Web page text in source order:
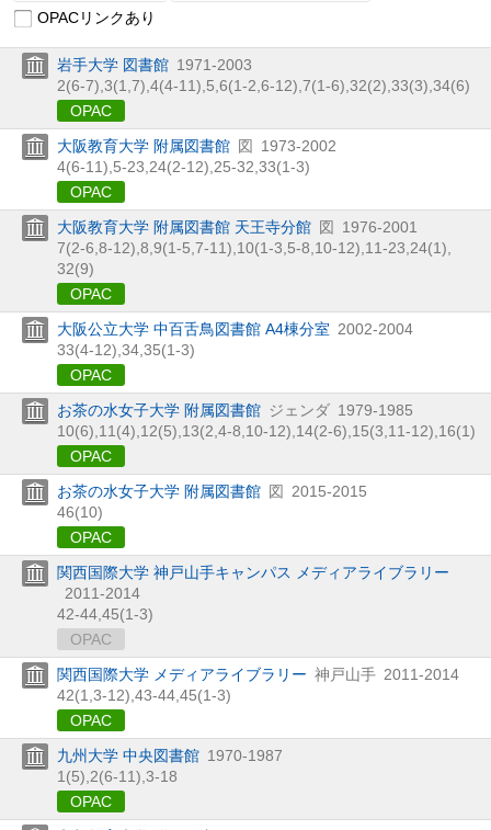
OPACリンクあり
岩手大学 図書館 1971-2003
2(6-7), 3(1, 7), 4(4-11), 5, 6(1-2, 6-12), 7(1-6), 32(2), 33(3), 34(6)
OPAC
大阪教育大学 附属図書館 図 1973-2002
4(6-11), 5-23, 24(2-12), 25-32, 33(1-3)
OPAC
大阪教育大学 附属図書館 天王寺分館 図 1976-2001
7(2-6, 8-12), 8, 9(1-5, 7-11), 10(1-3, 5-8, 10-12), 11-23, 24(1),
32(9)
OPAC
大阪公立大学 中百舌鳥図書館 A4棟分室 2002-2004
33(4-12), 34, 35(1-3)
OPAC
お茶の水女子大学 附属図書館 ジェンダ 1979-1985
10(6), 11(4), 12(5), 13(2, 4-8, 10-12), 14(2-6), 15(3, 11-12), 16(1)
OPAC
お茶の水女子大学 附属図書館 図 2015-2015
46(10)
OPAC
関西国際大学 神戸山手キャンパス メディアライブラリー
2011-2014
42-44, 45(1-3)
OPAC
関西国際大学 メディアライブラリー 神戸山手 2011-2014
42(1, 3-12), 43-44, 45(1-3)
OPAC
九州大学 中央図書館 1970-1987
1(5), 2(6-11), 3-18
OPAC